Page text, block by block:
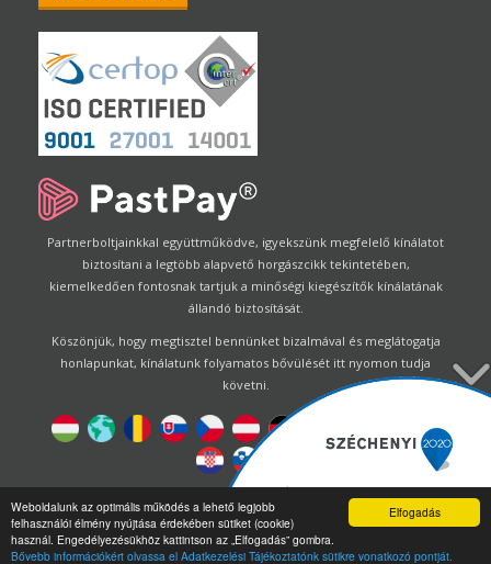
Elfogadás
Weboldalunk az optimális működés a lehető legjobb
felhasználói élmény nyújtása érdekében sütiket (cookie)
használ. Engedélyezésükhöz kattintson az „Elfogadás” gombra.
Bővebb információkért olvassa el Adatkezelési Tájékoztatónk sütikre vonatkozó pontját.
Partnerboltjainkkal együttműködve, igyekszünk megfelelő kínálatot
biztosítani a legtöbb alapvető horgászcikk tekintetében,
kiemelkedően fontosnak tartjuk a minőségi kiegészítők kínálatának
állandó biztosítását.
Köszönjük, hogy megtisztel bennünket bizalmával és meglátogatja
honlapunkat, kínálatunk folyamatos bővülését itt nyomon tudja
követni.
Designed by Energofish Kft
Oldalmotor:CWBbyGloobus Software Developement|
Technikai segítség|Webdizájn